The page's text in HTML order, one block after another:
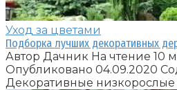
Уход за цветами
Подборка лучших декоративных
Автор Дачник На чтение 10
Опубликовано 04.09.2020
Декоративные низкорослые